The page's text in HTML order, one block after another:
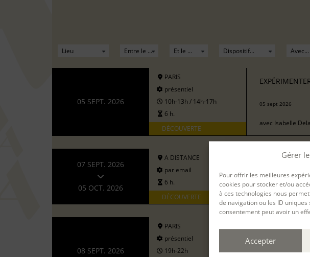
Gérer
Pour offrir les meilleures
cookies pour stocker et/ou
à ces technologies nous
de navigation ou les ID
consentement peut avoir un
Accepter
05 SEPT. 2026
PARIS
présentiel
10h-13h / 14h-17h
6 h.
DÉCOUVERTE
05 sept 2026
avec Isabelle
07 SEPT. 2026
05 OCT. 2026
A DISTANCE
par email
6 h.
DÉCOUVERTE
avecIsabelle
08 SEPT. 2026
PARIS
présentiel
19h-22h
08 sept 2026